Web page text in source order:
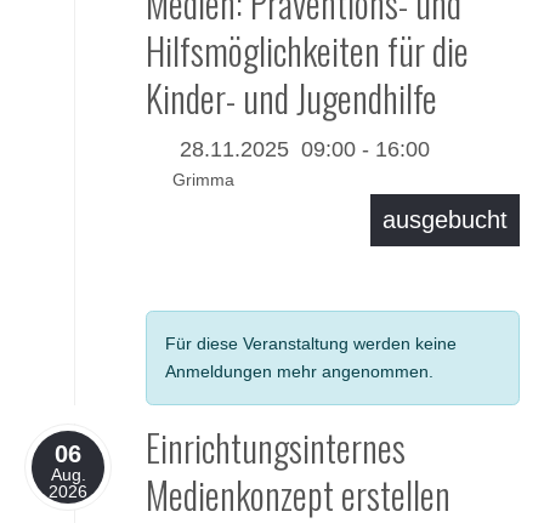
Hilfsmöglichkeiten für die
Kinder- und Jugendhilfe
28.11.2025 09:00- 16:00
Grimma
ausgebucht
Für diese Veranstaltung werden keine
Anmeldungen mehr angenommen.
06
Aug.
2026
Einrichtungsinternes
Medienkonzept erstellen